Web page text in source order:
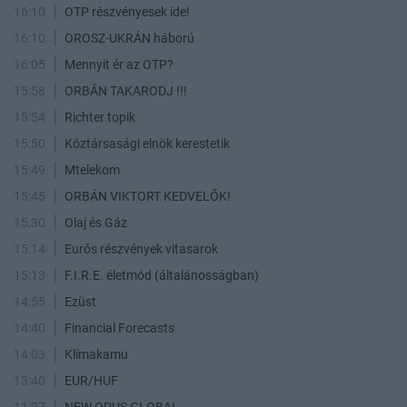
16:10
OTP részvényesek ide!
16:10
OROSZ-UKRÁN háború
16:05
Mennyit ér az OTP?
15:58
ORBÁN TAKARODJ !!!
15:54
Richter topik
15:50
Köztársasági elnök kerestetik
15:49
Mtelekom
15:45
ORBÁN VIKTORT KEDVELŐK!
15:30
Olaj és Gáz
15:14
Eurós részvények vitasarok
15:13
F.I.R.E. életmód (általánosságban)
14:55
Ezüst
14:40
Financial Forecasts
14:03
Klímakamu
13:40
EUR/HUF